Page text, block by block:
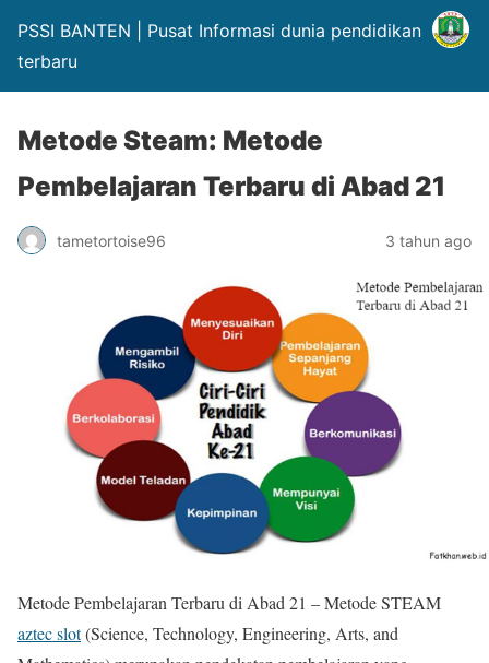
PSSI BANTEN | Pusat Informasi dunia pendidikan
terbaru
Metode Steam: Metode
Pembelajaran Terbaru di Abad 21
tametortoise96 3 tahun ago
Metode Pembelajaran Terbaru di Abad 21 – Metode STEAM
aztec slot(Science, Technology, Engineering, Arts, and